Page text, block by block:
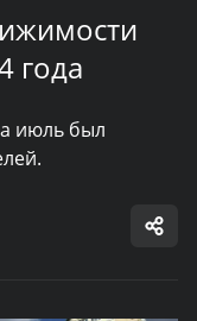
года
июль был